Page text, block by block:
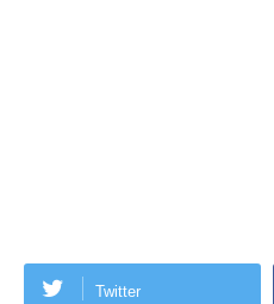
Twitter